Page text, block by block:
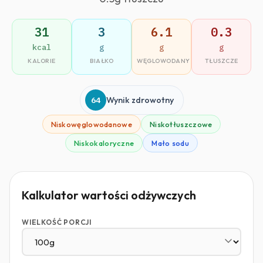
31
kcal
KALORIE
3
g
BIAŁKO
6.1
g
WĘGLOWODANY
0.3
g
TŁUSZCZE
64 Wynik zdrowotny
Niskowęglowodanowe
Niskotłuszczowe
Niskokaloryczne
Mało sodu
Kalkulator wartości odżywczych
WIELKOŚĆ PORCJI